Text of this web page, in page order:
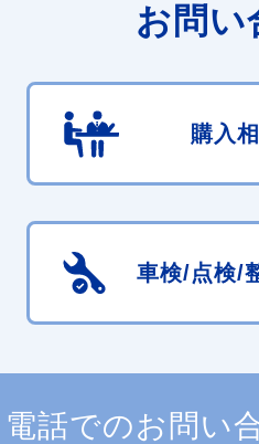
お問い
購入
車検/点検/
電話でのお問い